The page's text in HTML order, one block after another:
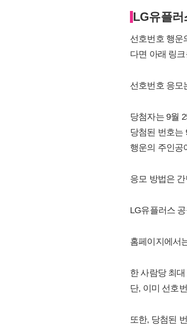
LG유플러
선호번호 행운
다면 아래 링
선호번호 응모
당첨자는 9월
당첨된 번호는
행운의 주인공
응모 방법은
LG유플러스
홈페이지에서
한 사람당 최
단, 이미 선호
또한, 당첨된